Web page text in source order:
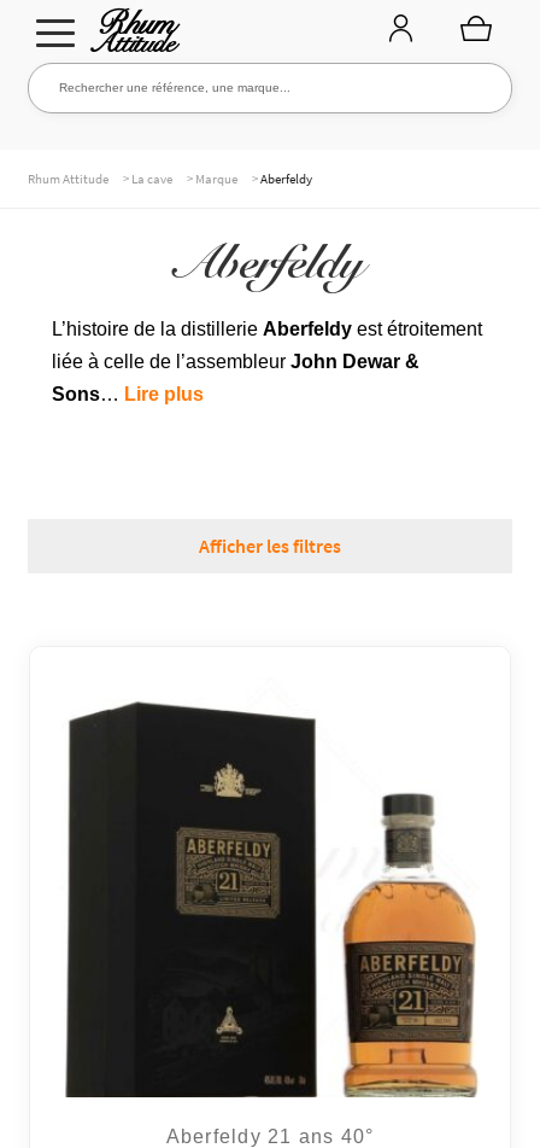
Aller
à
Aller
au
Rechercher une référence, une marque...
Rechercher
WHISKIES & +
Rhum Attitude > La cave > Marque >Aberfeldy
Aberfeldy
L’histoire de la distillerie Aberfeldyest étroitement
liée à celle de l’assembleur John Dewar &
Sons… Lire plus
Afficher les filtres
Aberfeldy 21 ans 40°